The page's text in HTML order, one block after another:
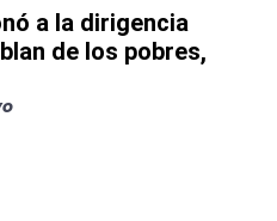
a la dirigencia
de los pobres,